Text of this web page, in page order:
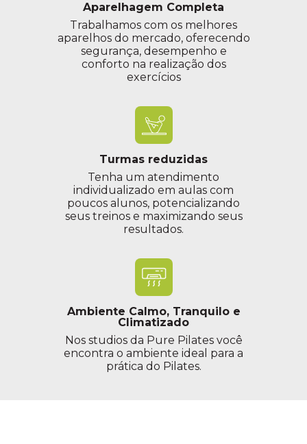
Aparelhagem Completa
Trabalhamos com os melhores
aparelhos do mercado, oferecendo
segurança, desempenho e
conforto na realização dos
exercícios
Turmas reduzidas
Tenha um atendimento
individualizado em aulas com
poucos alunos, potencializando
seus treinos e maximizando seus
resultados.
Ambiente Calmo, Tranquilo e
Climatizado
Nos studios da Pure Pilates você
encontra o ambiente ideal para a
prática do Pilates.